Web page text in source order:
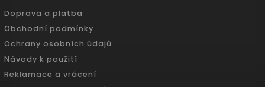
Doprava a platba
Obchodní podmínky
Ochrany osobních údajů
Návody k použití
Reklamace a vrácení